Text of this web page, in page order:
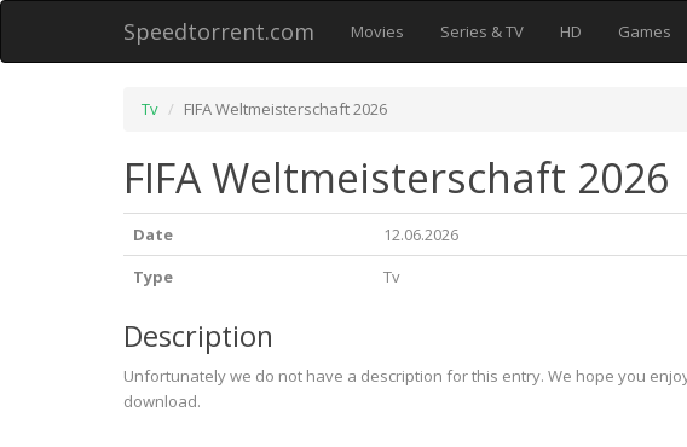
Speedtorrent.com Movies Series & TV HD Games
Tv FIFA Weltmeisterschaft 2026
FIFA Weltmeisterschaft 2026
Date
12.06.2026
Type
Tv
Description
Unfortunately we do not have a description for this entry. We hope you
download.